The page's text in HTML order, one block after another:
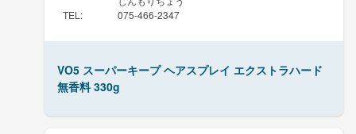
TEL : 075-466-2347
VO5 スーパーキープ ヘアスプレイ エクストラハード
無香料 330g